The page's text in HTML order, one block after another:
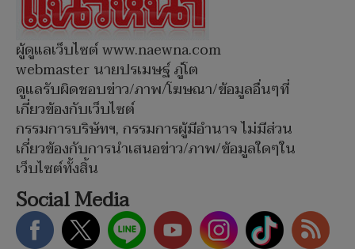
ผู้ดูแลเว็บไซต์ www.naewna.com
webmaster นายปรเมษฐ์ ภู่โต
ดูแลรับผิดชอบข่าว/ภาพ/โฆษณา/ข้อมูลอื่นๆที่
เกี่ยวข้องกับเว็บไซต์
กรรมการบริษัทฯ, กรรมการผู้มีอำนาจ ไม่มีส่วน
เกี่ยวข้องกับการนำเสนอข่าว/ภาพ/ข้อมูลใดๆใน
เว็บไซต์ทั้งสิ้น
Social Media